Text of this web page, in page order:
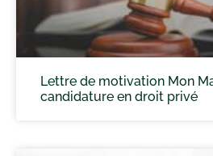
Lettre de motivation Mon
candidature en droit privé